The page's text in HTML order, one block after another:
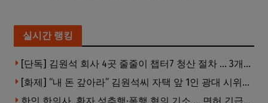
실시간 랭킹
[단독] 김원석 회사 4곳 줄줄이 챕터7 청산 절차 … 3개 법인 같은 날 동시 파산 신청
[화제] “내 돈 갚아라” 김원석씨 자택 앞 1인 광대 시위 … 한인 투자사, “108만 달러 못받아”
한인 한의사, 환자 성추행·폭행 혐의 기소 … 면허 긴급정지